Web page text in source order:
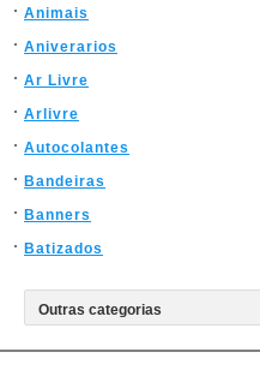
Animais
Aniverarios
Ar Livre
Arlivre
Autocolantes
Bandeiras
Banners
Batizados